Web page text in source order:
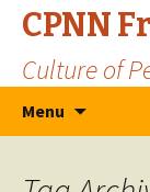
CPNN
Culture of
Menu